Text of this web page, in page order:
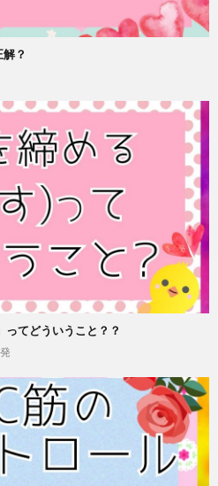
解？
てどういうこと？？